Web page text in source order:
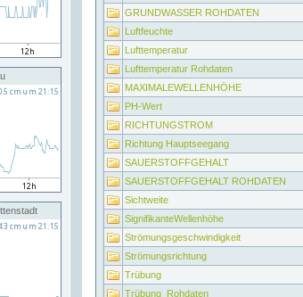
GRUNDWASSER ROHDATEN
Luftfeuchte
Lufttemperatur
Lufttemperatur Rohdaten
MAXIMALEWELLENHÖHE
PH-Wert
RICHTUNGSTROM
Richtung Hauptseegang
SAUERSTOFFGEHALT
SAUERSTOFFGEHALT ROHDATEN
Sichtweite
SignifikanteWellenhöhe
Strömungsgeschwindigkeit
Strömungsrichtung
Trübung
Trübung_Rohdaten